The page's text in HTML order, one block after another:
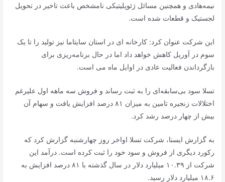
نیمه‌هادی و همچنین مسائل ژئوپلیتیکی نامشخص باعث تاخیر در تحویل
لجستیک و قطعات شده است.
این شرکت عنوان کرد: کارخانه ای در استان سایتاما نیز تولید را تا یک
سوم در آوریل کاهش خواهد داد اما در حال برنامه‌ریزی برای
بازگرداندن فعالیت عادی در اوایل ماه می است.
تسلا سود بی‌سابقه‌ای را به ثبت رساند و فروش سه ماهه اول علیرغم
اختلالات زنجیره تامین به میزان ۸۱ درصد افزایش یافت و سهام آن
بیش از چهار درصد رشد کرد.
به گزارش ایسنا، شرکت تسلا اواخر روز چهارشنبه گزارش کرد که
رکورد دیگری از فروش و سود خود را ثبت کرده است. درآمد این
شرکت از ۱۰.۳۹ میلیارد دلار در سال گذشته با ۸۱ درصد افزایش به
۱۸.۶ میلیارد دلار رسید.